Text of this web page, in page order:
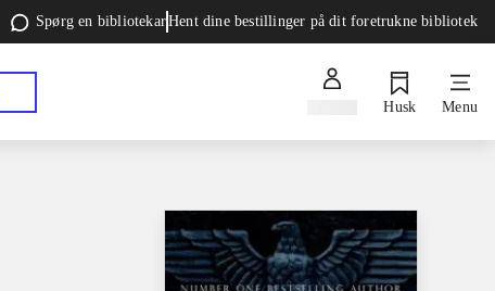
Spørg en bibliotekarHent dine bestillinger på dit foretrukne bibliotek
Husk Menu